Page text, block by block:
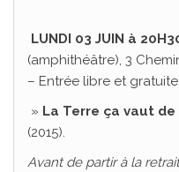
LUNDI 03 JUIN à
(amphithéâtre), 3
– Entrée libre et gratuite
» La Terre ça vaut de
(2015).
Avant de partir à la